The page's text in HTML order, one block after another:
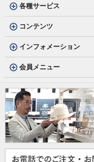
各種サービス
コンテンツ
インフォメーション
会員メニュー